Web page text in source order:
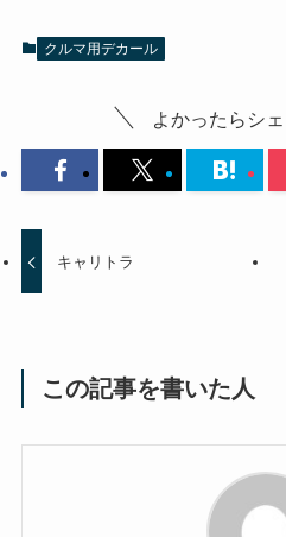
クルマ用デカール
よかったらシ
キャリトラ
この記事を書いた人